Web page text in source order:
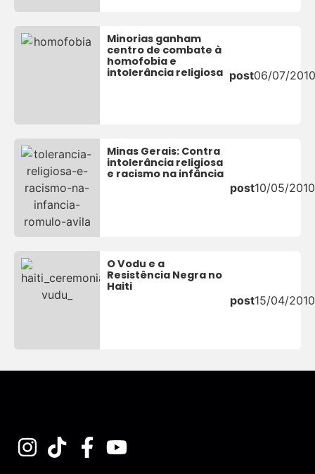
Minorias ganham
centro de combate à
homofobia e
intolerância religiosa post06/07/2010
Minas Gerais: Contra
intolerância religiosa
e racismo na infância
post10/05/2010
O Vodu e a
Resistência Negra no
Haiti
post15/04/2010